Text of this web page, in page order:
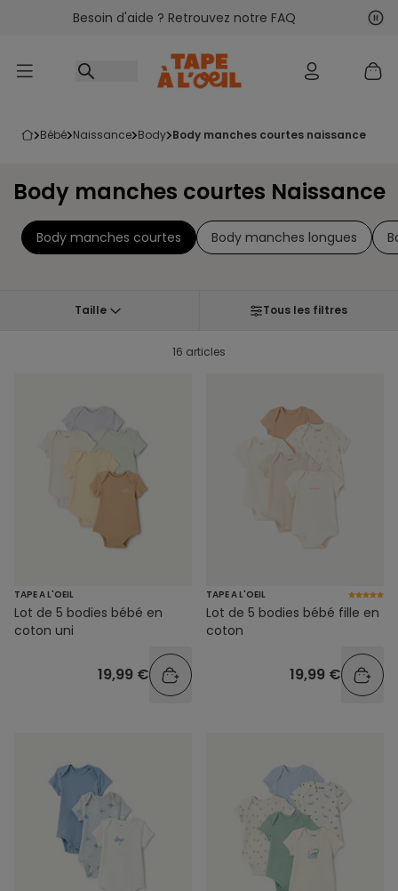
Accéder au contenu
Besoin d'aide ? Retrouvez notre FAQ
bébé naissance body body manches courtes naissance
Body manches courtes Naissance
Body manches courtes Body manches longues
Taille Tous les filtres
16 articles
TAPE A L'OEIL
Lot de 5 bodies bébé en
coton uni
19,99 €
TAPE A L'OEIL
Lot de 5 bodies bébé fille en
coton
19,99 €